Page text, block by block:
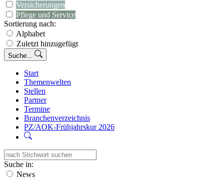
Versicherungen
Pflege und Service
Sortierung nach:
Alphabet
Zuletzt hinzugefügt
Suche...
Start
Themenwelten
Stellen
Partner
Termine
Branchenverzeichnis
PZ/AOK-Frühjahrskur 2026
Suche in:
News